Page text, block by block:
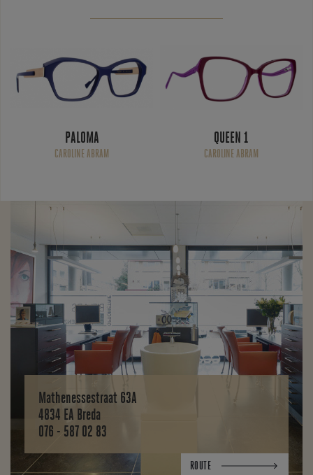
PALOMA
CAROLINE ABRAM
QUEEN 1
CAROLINE ABRAM
Mathenessestraat 63A
4834 EA Breda
076 - 587 02 83
ROUTE